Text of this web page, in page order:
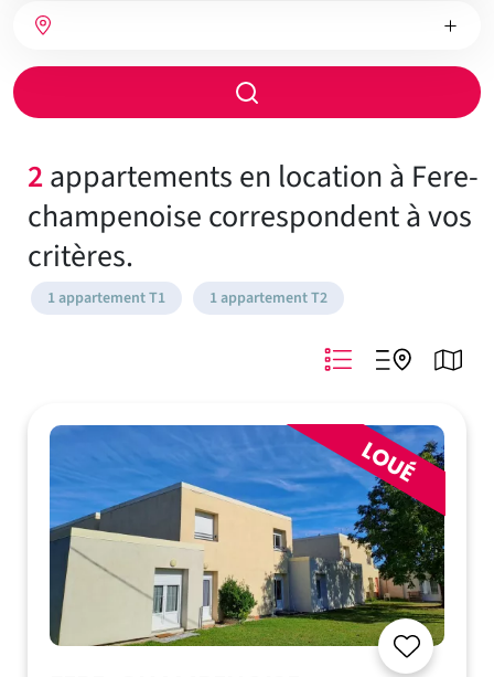
chambres
chauffage
Rayon
de
2appartements en location à Fere-
champenoise correspondent à vos
critères.
1 appartement T1 1 appartement T2